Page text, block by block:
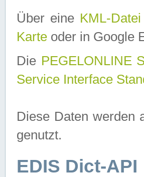
Über eine KML-Datei
Karte oder in Google
Die PEGELONLINE
Service Interface
Diese Daten werden
genutzt.
EDIS Dict-API